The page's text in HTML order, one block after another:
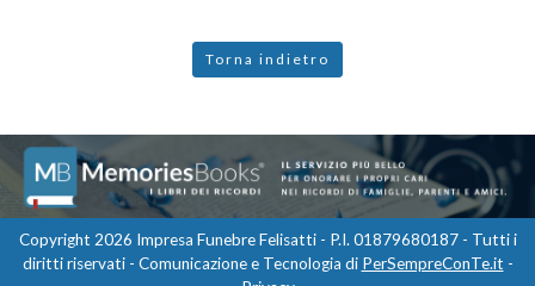
Torna indietro
Copyright 2026 Impresa Funebre Felisatti - P.I. 01879680187 - Tutti i
diritti riservati - Comunicazione e Tecnologia di PerSempreConTe.it -